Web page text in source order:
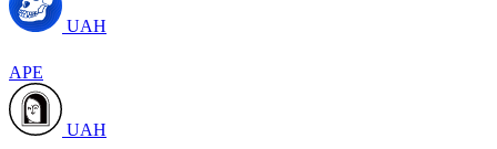
UAH
APE
UAH